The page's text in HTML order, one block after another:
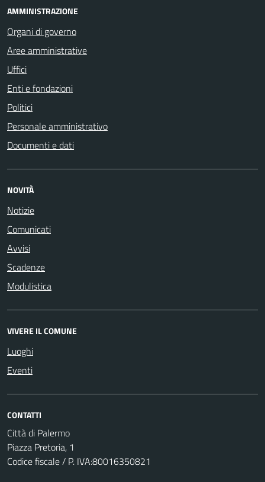
AMMINISTRAZIONE
Organi di governo
Aree amministrative
Uffici
Enti e fondazioni
Politici
Personale amministrativo
Documenti e dati
NOVITÀ
Notizie
Comunicati
Avvisi
Scadenze
Modulistica
VIVERE IL COMUNE
Luoghi
Eventi
CONTATTI
Città di Palermo
Piazza Pretoria, 1
Codice fiscale / P. IVA:80016350821